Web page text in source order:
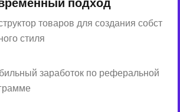
товаров для создания собст
стиля
заработок по реферальной